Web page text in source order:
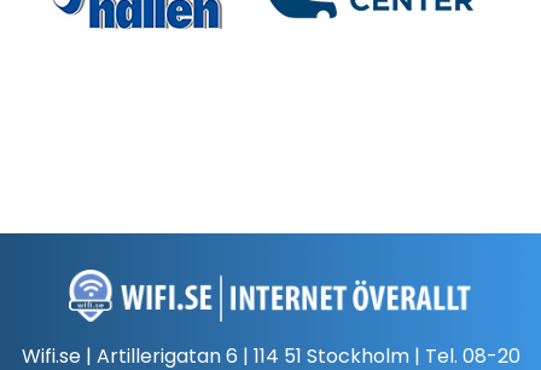
Wifi.se | Artillerigatan 6 | 114 51 Stockholm | Tel. 08-20